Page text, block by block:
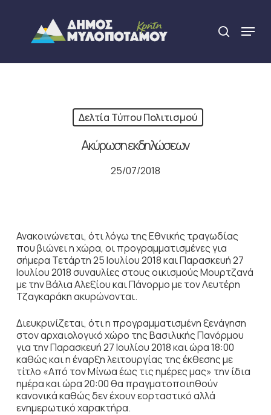
content
search
Menu
Δελτία Τύπου Πολιτισμού
Ακύρωση εκδηλώσεων
25/07/2018
Ανακοινώνεται, ότι λόγω της Εθνικής τραγωδίας
που βιώνει η χώρα, οι προγραμματισμένες για
σήμερα Τετάρτη 25 Ιουλίου 2018 και Παρασκευή 27
Ιουλίου 2018 συναυλίες στους οικισμούς Μουρτζανά
με την Βάλια Αλεξίου και Πάνορμο με τον Λευτέρη
Τζαγκαράκη ακυρώνονται.
Διευκρινίζεται, ότι η προγραμματισμένη ξενάγηση
στον αρχαιολογικό χώρο της Βασιλικής Πανόρμου
για την Παρασκευή 27 Ιουλίου 2018 και ώρα 18:00
καθώς και η έναρξη λειτουργίας της έκθεσης με
τίτλο «Από τον Μίνωα έως τις ημέρες μας» την ίδια
ημέρα και ώρα 20:00 θα πραγματοποιηθούν
κανονικά καθώς δεν έχουν εορταστικό αλλά
ενημερωτικό χαρακτήρα.
Close